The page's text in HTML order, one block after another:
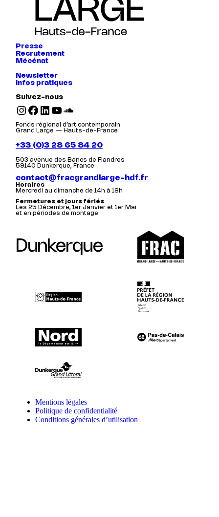
Presse
Recrutement
Mécénat
Newsletter
Infos pratiques
Suivez-nous
Instagram Facebook LinkedIn YouTube SoundCloud
Fonds régional d’art contemporain
Grand Large — Hauts-de-France
+33 (0)3 28 65 84 20
503 avenue des Bancs de Flandres
59140 Dunkerque, France
contact@fracgrandlarge-hdf.fr
Horaires
Mercredi au dimanche de 14h à 18h
Fermetures et jours fériés
Les 25 Décembre, 1er Janvier et 1er Mai
et en périodes de montage
Dunkerque
Mentions légales
Politique de confidentialité
Conditions générales d’utilisation